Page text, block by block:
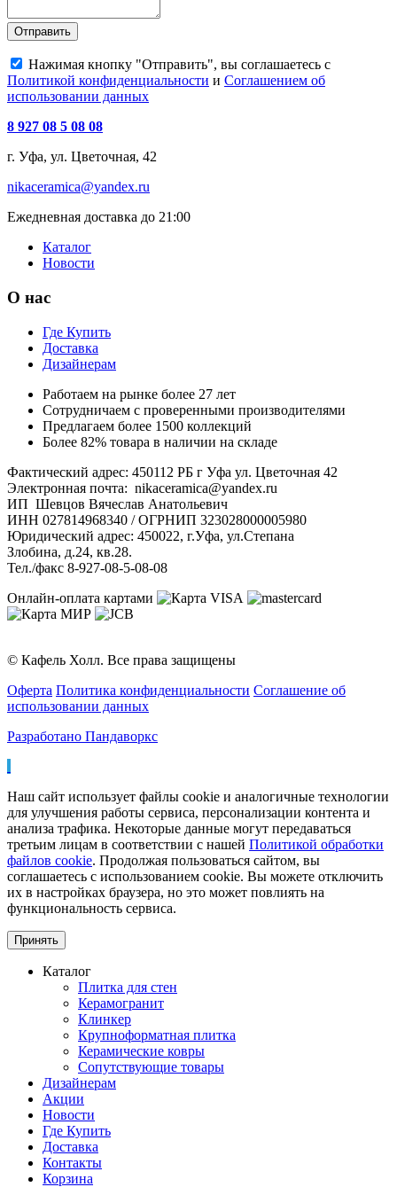
Отправить
Нажимая кнопку "Отправить", вы соглашаетесь с
Политикой конфиденциальности и Соглашением об
использовании данных
8 927 08 5 08 08
г. Уфа, ул. Цветочная, 42
nikaceramica@yandex.ru
Ежедневная доставка до 21:00
Каталог
Новости
О нас
Где Купить
Доставка
Дизайнерам
Работаем на рынке более 27 лет
Сотрудничаем с проверенными производителями
Предлагаем более 1500 коллекций
Более 82% товара в наличии на складе
Фактический адрес: 450112 РБ г Уфа ул. Цветочная 42
Электронная почта: nikaceramica@yandex.ru
ИП Шевцов Вячеслав Анатольевич
ИНН 027814968340 / ОГРНИП 323028000005980
Юридический адрес: 450022, г.Уфа, ул.Степана
Злобина, д.24, кв.28.
Тел./факс 8-927-08-5-08-08
Онлайн-оплата картами
© Кафель Холл. Все права защищены
Оферта Политика конфиденциальности Соглашение об
использовании данных
Разработано Пандаворкс
Наш сайт использует файлы cookie и аналогичные технологии
для улучшения работы сервиса, персонализации контента и
анализа трафика. Некоторые данные могут передаваться
третьим лицам в соответствии с нашей Политикой обработки
файлов cookie. Продолжая пользоваться сайтом, вы
соглашаетесь с использованием cookie. Вы можете отключить
их в настройках браузера, но это может повлиять на
функциональность сервиса.
Принять
Каталог
Плитка для стен
Керамогранит
Клинкер
Крупноформатная плитка
Керамические ковры
Сопутствующие товары
Дизайнерам
Акции
Новости
Где Купить
Доставка
Контакты
Корзина